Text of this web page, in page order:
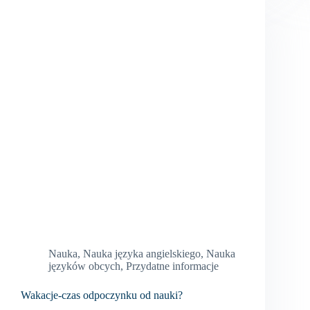
Nauka, Nauka języka angielskiego, Nauka
języków obcych, Przydatne informacje
Wakacje-czas odpoczynku od nauki?